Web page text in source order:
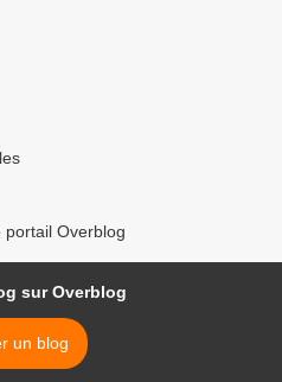
portail Overblog
sur Overblog
un blog